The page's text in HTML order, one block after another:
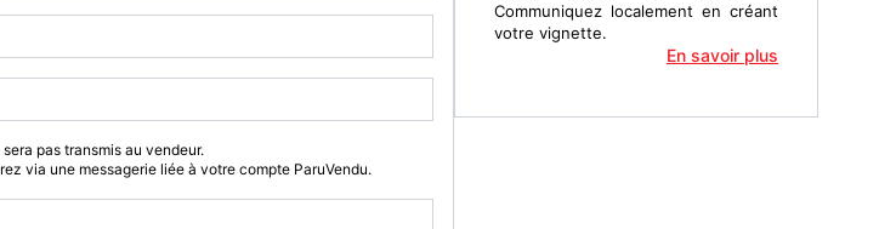
pas transmis au vendeur.
via une messagerie liée à votre compte ParuVendu.
Communiquez localement en créant
votre vignette.
En savoir plus